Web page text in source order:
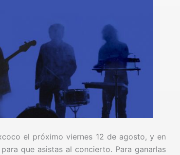
el próximo viernes 12 de agosto, y en
para que asistas al concierto. Para ganarlas